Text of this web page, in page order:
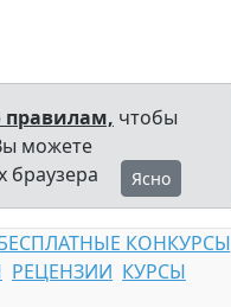
правилам, чтобы
можете
браузера
Ясно
КОНКУРСЫ
РЕЦЕНЗИИ КУРСЫ